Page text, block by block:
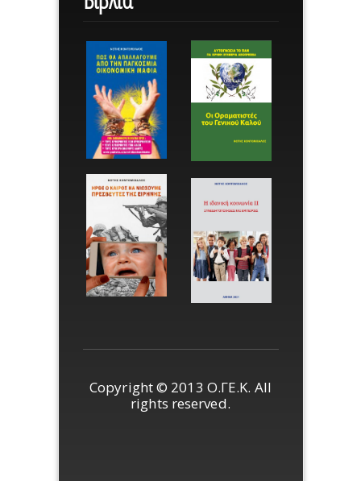
Copyright © 2013 Ο.ΓΕ.Κ. All
rights reserved.